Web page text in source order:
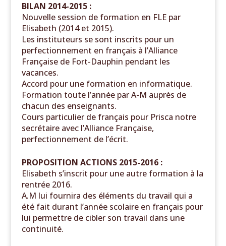
BILAN 2014-2015 :
Nouvelle session de formation en FLE par
Elisabeth (2014 et 2015).
Les instituteurs se sont inscrits pour un
perfectionnement en français à l’Alliance
Française de Fort-Dauphin pendant les
vacances.
Accord pour une formation en informatique.
Formation toute l’année par A-M auprès de
chacun des enseignants.
Cours particulier de français pour Prisca notre
secrétaire avec l’Alliance Française,
perfectionnement de l’écrit.
PROPOSITION ACTIONS 2015-2016 :
Elisabeth s’inscrit pour une autre formation à la
rentrée 2016.
A.M lui fournira des éléments du travail qui a
été fait durant l’année scolaire en français pour
lui permettre de cibler son travail dans une
continuité.